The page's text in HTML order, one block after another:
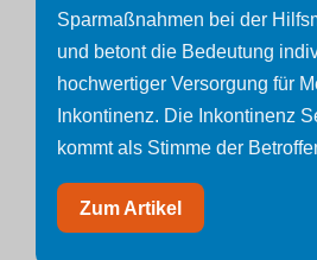
Sparmaßnahmen bei der
und betont die Bedeutung
hochwertiger Versorgung für
Inkontinenz. Die Inkontinenz
kommt als Stimme der
Zum Artikel